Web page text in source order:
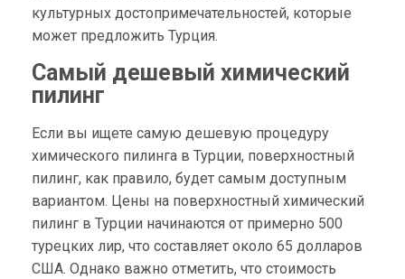
культурных достопримечательностей, которые
может предложить Турция.
Самый дешевый химический
пилинг
Если вы ищете самую дешевую процедуру
химического пилинга в Турции, поверхностный
пилинг, как правило, будет самым доступным
вариантом. Цены на поверхностный химический
пилинг в Турции начинаются от примерно 500
турецких лир, что составляет около 65 долларов
США. Однако важно отметить, что стоимость